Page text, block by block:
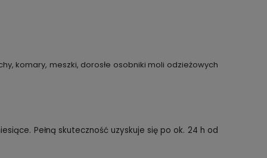
komary, meszki, dorosłe osobniki moli odzieżowych
Pełną skuteczność uzyskuje się po ok. 24 h od